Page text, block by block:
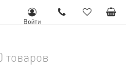
Войти
товаров